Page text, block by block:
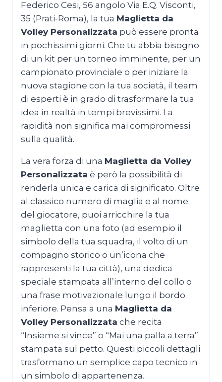
Federico Cesi, 56 angolo Via E.Q. Visconti,
35 (Prati-Roma), la tua Maglietta da
Volley Personalizzata può essere pronta
in pochissimi giorni. Che tu abbia bisogno
di un kit per un torneo imminente, per un
campionato provinciale o per iniziare la
nuova stagione con la tua società, il team
di esperti è in grado di trasformare la tua
idea in realtà in tempi brevissimi. La
rapidità non significa mai compromessi
sulla qualità.
La vera forza di una Maglietta da Volley
Personalizzata è però la possibilità di
renderla unica e carica di significato. Oltre
al classico numero di maglia e al nome
del giocatore, puoi arricchire la tua
maglietta con una foto (ad esempio il
simbolo della tua squadra, il volto di un
compagno storico o un’icona che
rappresenti la tua città), una dedica
speciale stampata all’interno del collo o
una frase motivazionale lungo il bordo
inferiore. Pensa a una Maglietta da
Volley Personalizzata che recita
“Insieme si vince” o “Mai una palla a terra”
stampata sul petto. Questi piccoli dettagli
trasformano un semplice capo tecnico in
un simbolo di appartenenza.